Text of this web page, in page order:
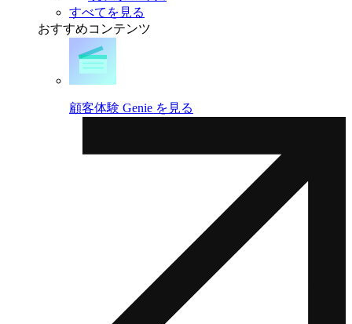
すべてを見る
おすすめコンテンツ
顧客体験 Genie を見る